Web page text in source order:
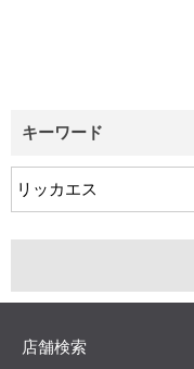
キーワード
店舗検索